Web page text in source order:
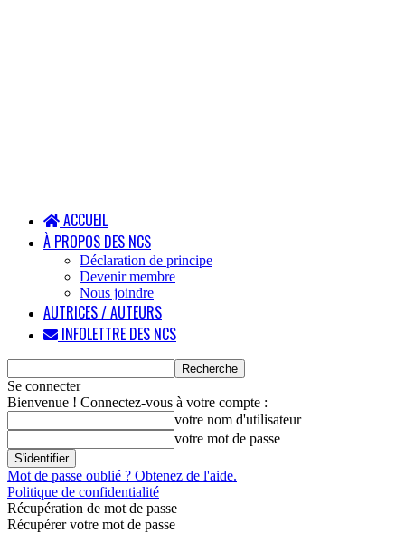
ACCUEIL
À PROPOS DES NCS
Déclaration de principe
Devenir membre
Nous joindre
AUTRICES / AUTEURS
INFOLETTRE DES NCS
Se connecter
Bienvenue ! Connectez-vous à votre compte :
votre nom d'utilisateur
votre mot de passe
Mot de passe oublié ? Obtenez de l'aide.
Politique de confidentialité
Récupération de mot de passe
Récupérer votre mot de passe